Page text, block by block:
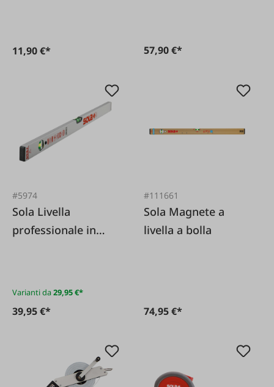
11,90 €* 57,90 €*
#5974
Sola Livella
professionale in
Varianti da29,95 €*
39,95 €*
#111661
Sola Magnete a
livella a bolla
74,95 €*